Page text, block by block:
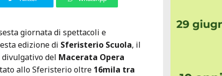
giornata di spettacoli e
edizione di Sferisterio Scuola, il
del Macerata Opera
allo Sferisterio oltre 16mila tra